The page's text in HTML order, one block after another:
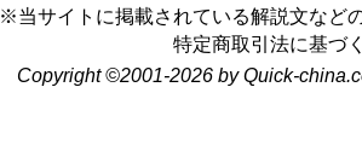
※当サイトに掲載されている解説文など
特定商取引法に基づ
Copyright ©2001-2026 by Quick-